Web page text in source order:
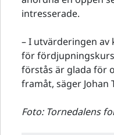
intresserade.
– I utvärderingen av
för
förstås är glada för
framåt, säger Johan
Foto: Tornedalens